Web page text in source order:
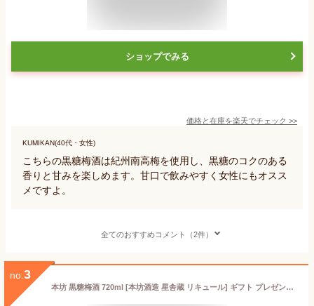
ショップでみる
価格と在庫を楽天でチェック >>
KUMIKAN(40代・女性)
こちらの黒糖梅酒は紀州南高梅を使用し、黒糖のコクのある
香りと甘みを楽しめます。甘口で飲みやすく女性にもオスス
メですよ。
全てのおすすめコメント（2件）
no. 3
本坊 黒糖梅酒 720ml [本坊酒造 星舎蔵 リキュール] ギフト プレゼント 母の日 父の日 お中元 黒砂糖で仕込む本格梅酒